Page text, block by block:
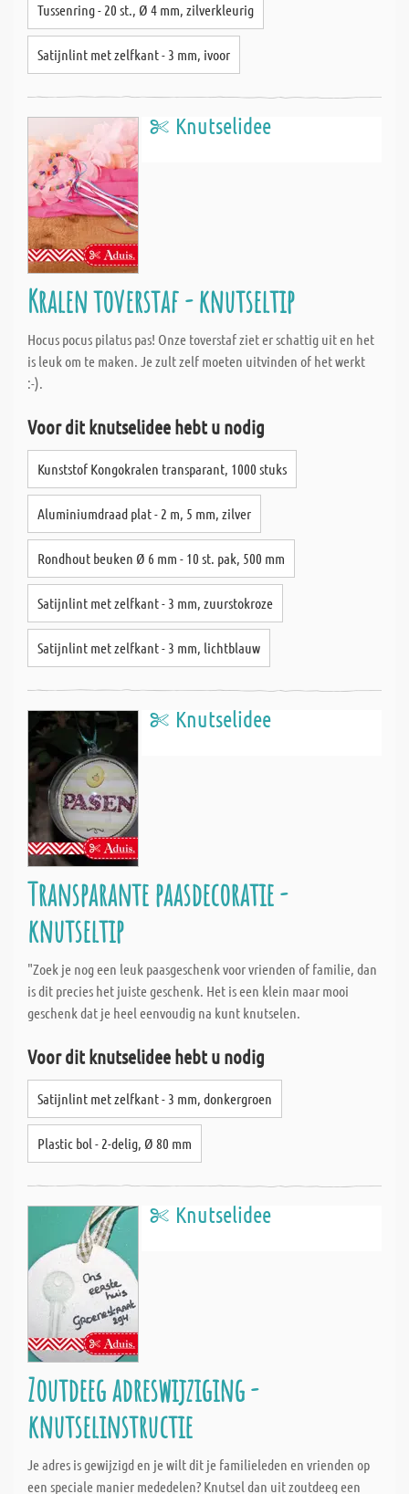
Tussenring - 20 st., Ø 4 mm, zilverkleurig
Satijnlint met zelfkant - 3 mm, ivoor
Knutselidee
Kralen toverstaf - knutseltip
Hocus pocus pilatus pas! Onze toverstaf ziet er schattig uit en het
is leuk om te maken. Je zult zelf moeten uitvinden of het werkt
:-).
Voor dit knutselidee hebt u nodig
Kunststof Kongokralen transparant, 1000 stuks
Aluminiumdraad plat - 2 m, 5 mm, zilver
Rondhout beuken Ø 6 mm - 10 st. pak, 500 mm
Satijnlint met zelfkant - 3 mm, zuurstokroze
Satijnlint met zelfkant - 3 mm, lichtblauw
Knutselidee
Transparante paasdecoratie -
knutseltip
"Zoek je nog een leuk paasgeschenk voor vrienden of familie, dan
is dit precies het juiste geschenk. Het is een klein maar mooi
geschenk dat je heel eenvoudig na kunt knutselen.
Voor dit knutselidee hebt u nodig
Satijnlint met zelfkant - 3 mm, donkergroen
Plastic bol - 2-delig, Ø 80 mm
Knutselidee
Zoutdeeg adreswijziging -
knutselinstructie
Je adres is gewijzigd en je wilt dit je familieleden en vrienden op
een speciale manier mededelen? Knutsel dan uit zoutdeeg een